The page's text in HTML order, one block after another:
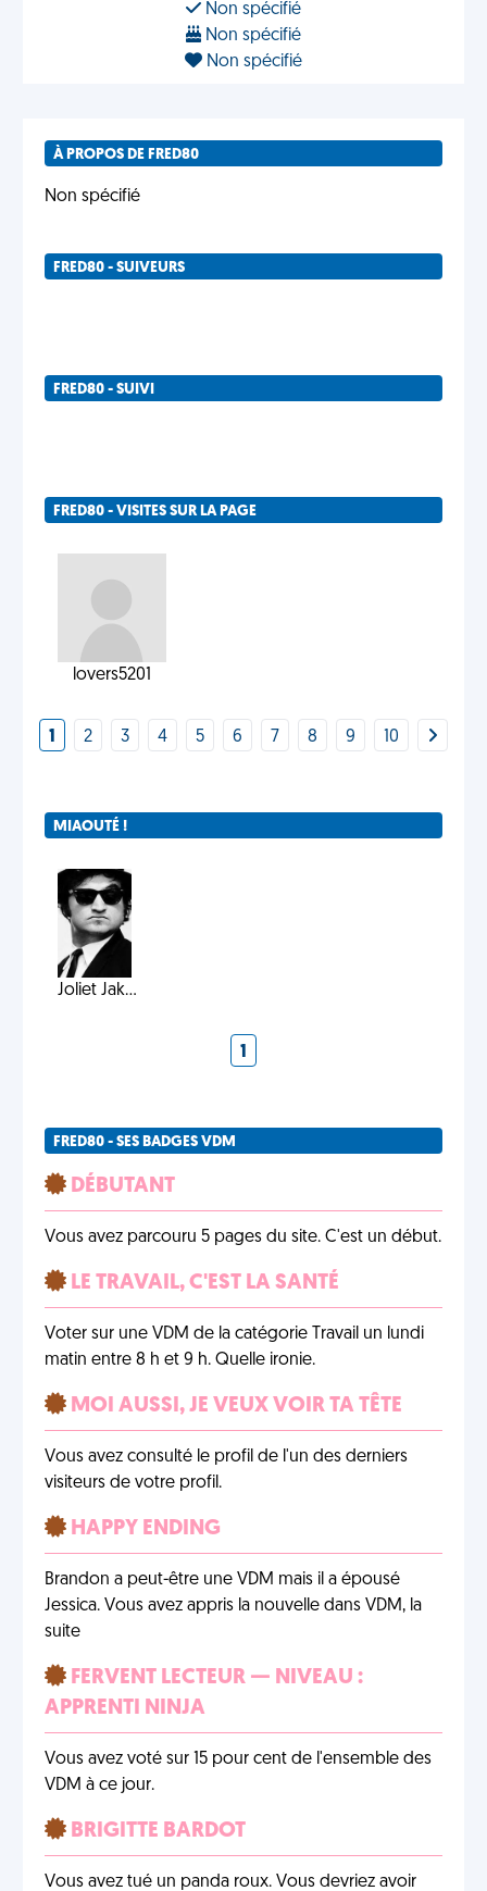
Non spécifié
Non spécifié
Non spécifié
À PROPOS DE FRED80
Non spécifié
FRED80 - SUIVEURS
FRED80 - SUIVI
FRED80 - VISITES SUR LA PAGE
lovers5201
1 2 3 4 5 6 7 8 9 10
MIAOUTÉ !
Joliet Jak...
1
FRED80 - SES BADGES VDM
DÉBUTANT
Vous avez parcouru 5 pages du site. C'est un début.
LE TRAVAIL, C'EST LA SANTÉ
Voter sur une VDM de la catégorie Travail un lundi
matin entre 8 h et 9 h. Quelle ironie.
MOI AUSSI, JE VEUX VOIR TA TÊTE
Vous avez consulté le profil de l'un des derniers
visiteurs de votre profil.
HAPPY ENDING
Brandon a peut-être une VDM mais il a épousé
Jessica. Vous avez appris la nouvelle dans VDM, la
suite
FERVENT LECTEUR — NIVEAU :
APPRENTI NINJA
Vous avez voté sur 15 pour cent de l'ensemble des
VDM à ce jour.
BRIGITTE BARDOT
Vous avez tué un panda roux. Vous devriez avoir